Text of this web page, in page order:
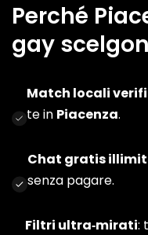
Perché
gay
Match locali
te in Piacenza.
Chat gratis
senza pagare.
Filtri ultra‑mirati: